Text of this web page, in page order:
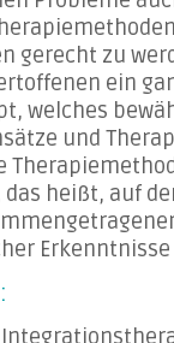
gerecht zu
ein
welches
und
heißt, auf
Erkenntnisse